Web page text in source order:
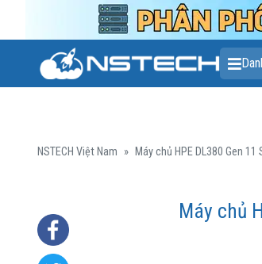
NSTECH Việt Nam » Máy chủ HPE DL380 Gen
Máy chủ